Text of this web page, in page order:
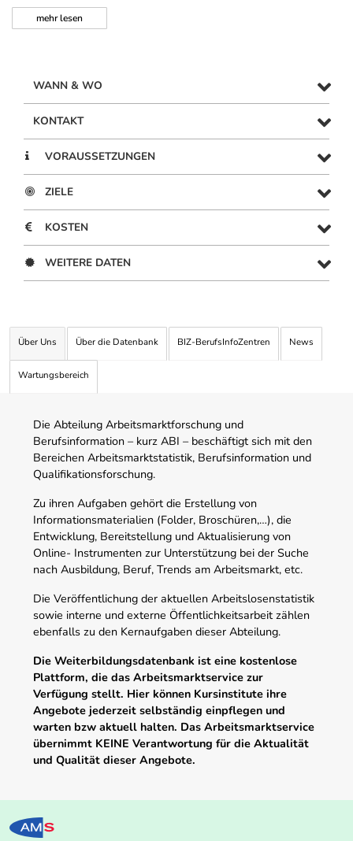
mehrlesen
WANN & WO
KONTAKT
VORAUSSETZUNGEN
ZIELE
KOSTEN
WEITERE DATEN
Über Uns Über die Datenbank BIZ-BerufsInfoZentren News
Wartungsbereich
Die Abteilung Arbeitsmarktforschung und
Berufsinformation – kurz ABI – beschäftigt sich mit den
Bereichen Arbeitsmarktstatistik, Berufsinformation und
Qualifikationsforschung.
Zu ihren Aufgaben gehört die Erstellung von
Informationsmaterialien (Folder, Broschüren,…), die
Entwicklung, Bereitstellung und Aktualisierung von
Online- Instrumenten zur Unterstützung bei der Suche
nach Ausbildung, Beruf, Trends am Arbeitsmarkt, etc.
Die Veröffentlichung der aktuellen Arbeitslosenstatistik
sowie interne und externe Öffentlichkeitsarbeit zählen
ebenfalls zu den Kernaufgaben dieser Abteilung.
Die Weiterbildungsdatenbank ist eine kostenlose
Plattform, die das Arbeitsmarktservice zur
Verfügung stellt. Hier können Kursinstitute ihre
Angebote jederzeit selbständig einpflegen und
warten bzw aktuell halten. Das Arbeitsmarktservice
übernimmt KEINE Verantwortung für die Aktualität
und Qualität dieser Angebote.